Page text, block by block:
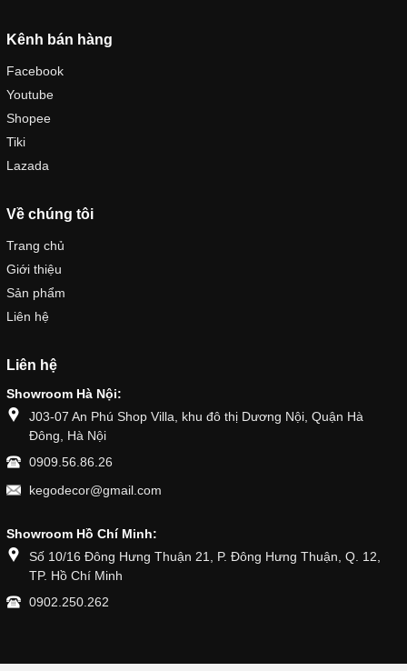
Kênh bán hàng
Facebook
Youtube
Shopee
Tiki
Lazada
Về chúng tôi
Trang chủ
Giới thiệu
Sản phẩm
Liên hệ
Liên hệ
Showroom Hà Nội:
J03-07 An Phú Shop Villa, khu đô thị Dương Nội, Quận Hà
Đông, Hà Nội
0909.56.86.26
kegodecor@gmail.com
Showroom Hồ Chí Minh:
Số 10/16 Đông Hưng Thuận 21, P. Đông Hưng Thuận, Q. 12,
TP. Hồ Chí Minh
0902.250.262